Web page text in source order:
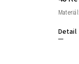
Detail